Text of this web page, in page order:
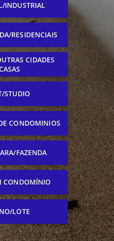
INDUSTRIAL
RESIDENCIAIS
CIDADES
STUDIO
CONDOMINIOS
FAZENDA
CONDOMÍNIO
LOTE